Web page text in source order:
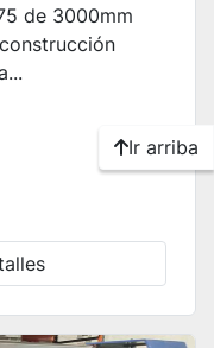
de 3000mm
Ir arriba